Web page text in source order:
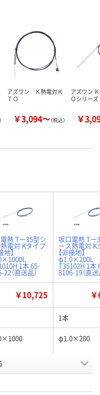
アズワン Ｋ熱電対Ｋ
ＴＯ
￥3,094～（税込）
アズワン
Ｏシリーズ
￥
熱 Tー35型シ
電対 Kタイプ
地】
1本 65-
（直送品）
坂口電熱 Tー
ース熱電対 K
【非接地】
φ1.0×200L
T35102H 1本
8106-19（直送
￥10,725
1本
φ1.0×200
RK19306